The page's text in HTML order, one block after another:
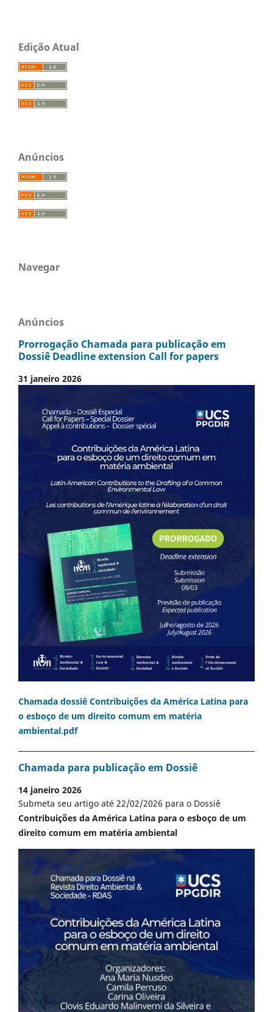
Edição Atual
Anúncios
Navegar
Anúncios
Prorrogação Chamada para publicação em
Dossiê Deadline extension Call for papers
31 janeiro 2026
Chamada dossiê Contribuições da América Latina para
o esboço de um direito comum em matéria
ambiental.pdf
Chamada para publicação em Dossiê
14 janeiro 2026
Submeta seu artigo até 22/02/2026 para o Dossiê
Contribuições da América Latina para o esboço de um
direito comum em matéria ambiental